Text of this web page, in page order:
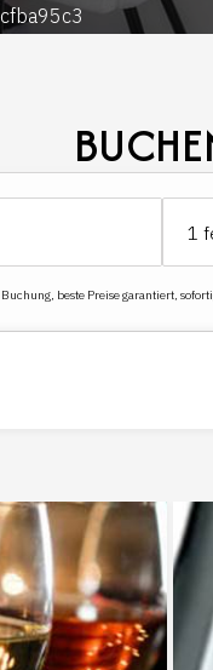
1
beste Preise garantiert,